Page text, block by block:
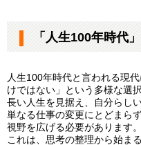
「人生100年時代
人生100年時代と言われる現
けではない」という多様な選
長い人生を見据え、自分らし
単なる仕事の変更にとどまら
視野を広げる必要があります。
これは、思考の整理から始ま